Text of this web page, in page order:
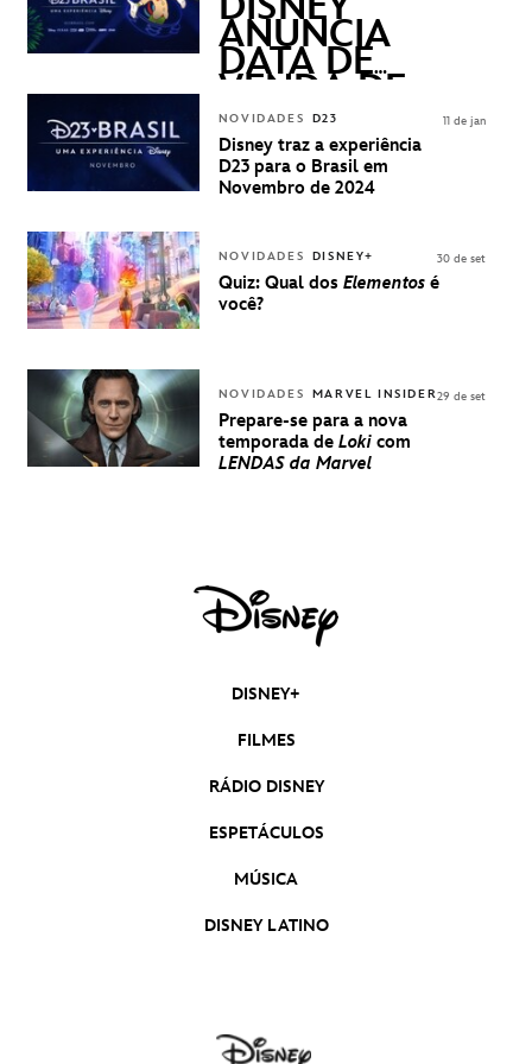
ANUNCIA
DATA DE
VENDA DE
INGRESSOS
PARA A D23
BRASIL -
UMA
DISNEY
NOVIDADES D23
Disney traz a experiência
D23 para o Brasil em
Novembro de 2024
11 de jan
NOVIDADES DISNEY+
Quiz: Qual dos Elementos é
você?
30 de set
NOVIDADES MARVEL INSIDER
Prepare-se para a nova
temporada de Loki com
LENDAS da Marvel
29 de set
DISNEY+
FILMES
RÁDIO DISNEY
ESPETÁCULOS
MÚSICA
DISNEY LATINO